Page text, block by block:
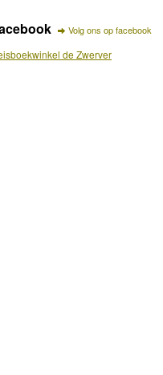
Volg ons op facebook
de Zwerver